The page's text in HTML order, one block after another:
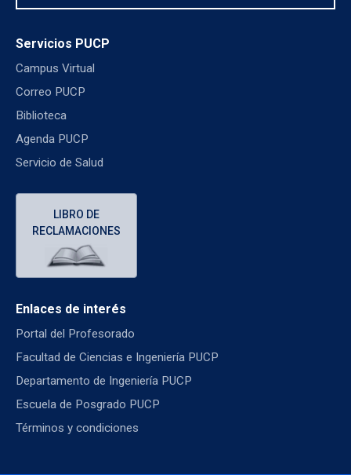
Servicios PUCP
Campus Virtual
Correo PUCP
Biblioteca
Agenda PUCP
Servicio de Salud
LIBRO DE
RECLAMACIONES
Enlaces de interés
Portal del Profesorado
Facultad de Ciencias e Ingeniería PUCP
Departamento de Ingeniería PUCP
Escuela de Posgrado PUCP
Términos y condiciones